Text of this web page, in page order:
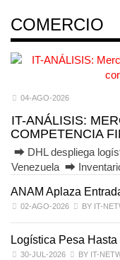
COMERCIO
04-AGO-2026
IT-ANÁLISIS:
COMPETENCIA
⮕ DHL despliega
Venezuela ⮕
ANAM Aplaza
02-AGO-2026 BY IT-
Logística Pesa
30-JUL-2026 BY IT-